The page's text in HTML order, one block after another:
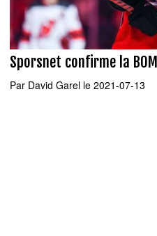
Sporsnet confirme la
Par David Garel le 2021-07-13